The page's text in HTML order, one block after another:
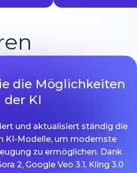
die Möglichkeiten
der KI
und aktualisiert ständig die
KI-Modelle, um modernste
zu ermöglichen. Dank
2, Google Veo 3.1, Kling 3.0